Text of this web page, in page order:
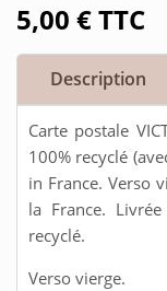
5,00 €TTC
Description
Carte postale
100% recyclé
in France. Verso
la France.
recyclé.
Verso vierge.